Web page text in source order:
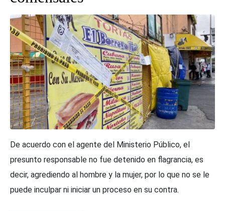
De acuerdo con el agente del Ministerio Público, el
presunto responsable no fue detenido en flagrancia, es
decir, agrediendo al hombre y la mujer, por lo que no se le
puede inculpar ni iniciar un proceso en su contra.